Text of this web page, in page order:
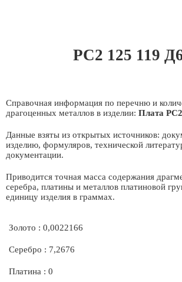
РС2 125 119
Справочная информация по перечню и
драгоценных металлов в изделии: Плата
Данные взяты из открытых источников:
изделию, формуляров, технической
документации.
Приводится точная масса содержания
серебра, платины и металлов платиновой
единицу изделия в граммах.
Золото : 0,0022166
Серебро : 7,2676
Платина : 0